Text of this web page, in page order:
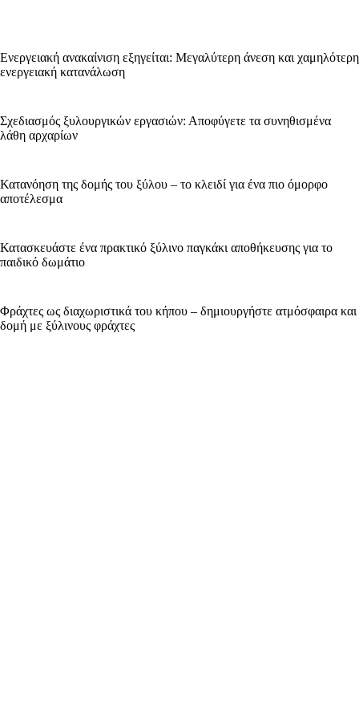
Ενεργειακή ανακαίνιση εξηγείται: Μεγαλύτερη άνεση και χαμηλότερη
ενεργειακή κατανάλωση
Σχεδιασμός ξυλουργικών εργασιών: Αποφύγετε τα συνηθισμένα
λάθη αρχαρίων
Κατανόηση της δομής του ξύλου – το κλειδί για ένα πιο όμορφο
αποτέλεσμα
Κατασκευάστε ένα πρακτικό ξύλινο παγκάκι αποθήκευσης για το
παιδικό δωμάτιο
Φράχτες ως διαχωριστικά του κήπου – δημιουργήστε ατμόσφαιρα και
δομή με ξύλινους φράχτες